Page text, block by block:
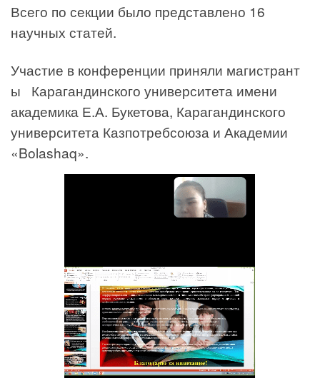
Всего по секции было представлено 16
научных статей.
Участие в конференции приняли магистрант
ы Карагандинского университета имени
академика Е.А. Букетова, Карагандинского
университета Казпотребсоюза и Академии
«Bolashaq».